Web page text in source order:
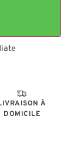
À
DOMICILE